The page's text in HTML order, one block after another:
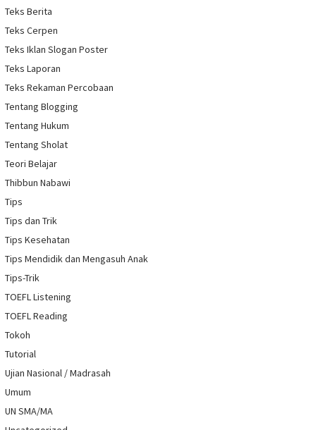
Teks Berita
Teks Cerpen
Teks Iklan Slogan Poster
Teks Laporan
Teks Rekaman Percobaan
Tentang Blogging
Tentang Hukum
Tentang Sholat
Teori Belajar
Thibbun Nabawi
Tips
Tips dan Trik
Tips Kesehatan
Tips Mendidik dan Mengasuh Anak
Tips-Trik
TOEFL Listening
TOEFL Reading
Tokoh
Tutorial
Ujian Nasional / Madrasah
Umum
UN SMA/MA